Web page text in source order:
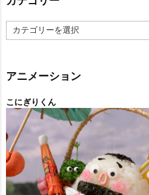
テ
ー
アニメーション
こにぎりくん